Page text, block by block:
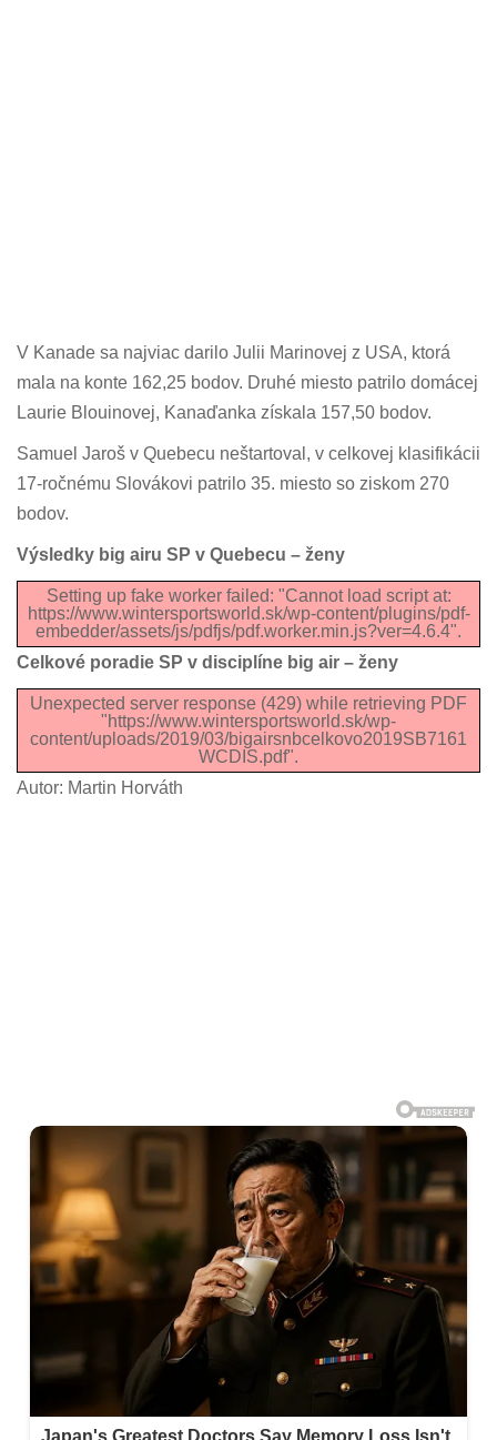
V Kanade sa najviac darilo Julii Marinovej z USA, ktorá
mala na konte 162,25 bodov. Druhé miesto patrilo domácej
Laurie Blouinovej, Kanaďanka získala 157,50 bodov.
Samuel Jaroš v Quebecu neštartoval, v celkovej klasifikácii
17-ročnému Slovákovi patrilo 35. miesto so ziskom 270
bodov.
Výsledky big airu SP v Quebecu – ženy
Setting up fake worker failed: "Cannot load script at:
https://www.wintersportsworld.sk/wp-content/plugins/pdf-
embedder/assets/js/pdfjs/pdf.worker.min.js?ver=4.6.4".
Celkové poradie SP v disciplíne big air – ženy
Unexpected server response (429) while retrieving PDF
"https://www.wintersportsworld.sk/wp-
content/uploads/2019/03/bigairsnbcelkovo2019SB7161
WCDIS.pdf".
Autor: Martin Horváth